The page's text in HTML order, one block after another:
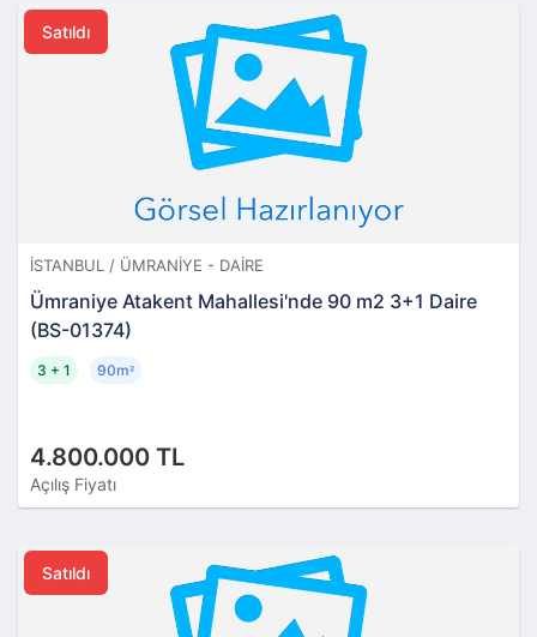
Satıldı
İSTANBUL / ÜMRANIYE - DAIRE
Ümraniye Atakent Mahallesi'nde 90 m2 3+1 Daire
(BS-01374)
4.800.000 TL
Açılış Fiyatı
3 + 1 90m²
Satıldı